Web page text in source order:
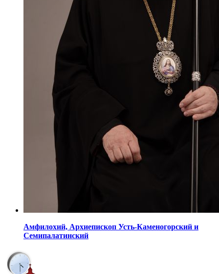
Амфилохий, Архиепископ Усть-Каменогорский и
Семипалатинский